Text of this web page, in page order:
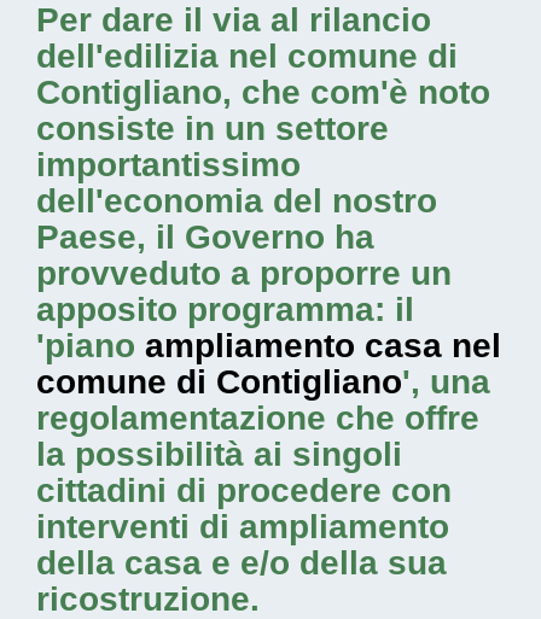
Per dare il via al rilancio
dell'edilizia nel comune di
Contigliano, che com'è noto
consiste in un settore
importantissimo
dell'economia del nostro
Paese, il Governo ha
provveduto a proporre un
apposito programma: il
'piano ampliamento casa nel
comune di Contigliano', una
regolamentazione che offre
la possibilità ai singoli
cittadini di procedere con
interventi di ampliamento
della casa e e/o della sua
ricostruzione.